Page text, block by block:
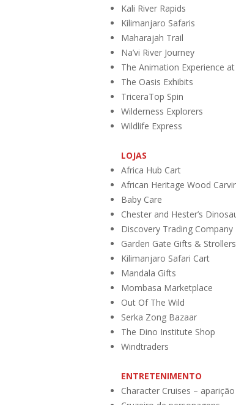
Kali River Rapids
Kilimanjaro Safaris
Maharajah Trail
Na’vi River Journey
The Animation Experience
The Oasis Exhibits
TriceraTop Spin
Wilderness Explorers
Wildlife Express
LOJAS
Africa Hub Cart
African Heritage Wood
Baby Care
Chester and Hester’s
Discovery Trading Company
Garden Gate Gifts & Strollers
Kilimanjaro Safari Cart
Mandala Gifts
Mombasa Marketplace
Out Of The Wild
Serka Zong Bazaar
The Dino Institute Shop
Windtraders
ENTRETENIMENTO
Character Cruises –